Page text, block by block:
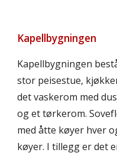
Kapellbygningen
Kapellbygningen
stor peisestue,
det vaskerom med
og et tørkerom.
med åtte køyer hver
køyer. I tillegg er det